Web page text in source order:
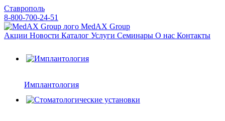
Ставрополь
8-800-700-24-51
MedAX Group
Акции Новости Каталог Услуги Семинары О нас Контакты
Имплантология